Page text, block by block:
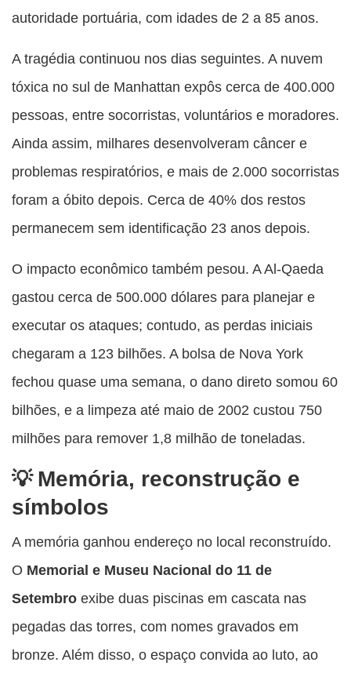
autoridade portuária, com idades de 2 a 85 anos.
A tragédia continuou nos dias seguintes. A nuvem
tóxica no sul de Manhattan expôs cerca de 400.000
pessoas, entre socorristas, voluntários e moradores.
Ainda assim, milhares desenvolveram câncer e
problemas respiratórios, e mais de 2.000 socorristas
foram a óbito depois. Cerca de 40% dos restos
permanecem sem identificação 23 anos depois.
O impacto econômico também pesou. A Al-Qaeda
gastou cerca de 500.000 dólares para planejar e
executar os ataques; contudo, as perdas iniciais
chegaram a 123 bilhões. A bolsa de Nova York
fechou quase uma semana, o dano direto somou 60
bilhões, e a limpeza até maio de 2002 custou 750
milhões para remover 1,8 milhão de toneladas.
Memória, reconstrução e
símbolos
A memória ganhou endereço no local reconstruído.
O Memorial e Museu Nacional do 11 de
Setembro exibe duas piscinas em cascata nas
pegadas das torres, com nomes gravados em
bronze. Além disso, o espaço convida ao luto, ao